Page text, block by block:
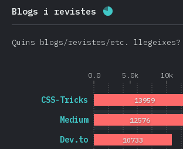
Blogs i revistes Percentatge
Quins blogs/revistes/etc. llegeixes?
0.0 5.0k 10k
Dev.to
Medium
CSS-Tricks
10733
12576
13959